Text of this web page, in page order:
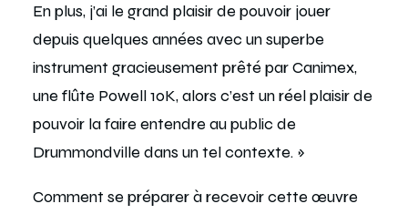
En plus, j’ai le grand plaisir de pouvoir jouer
depuis quelques années avec un superbe
instrument gracieusement prêté par Canimex,
une flûte Powell 10K, alors c’est un réel plaisir de
pouvoir la faire entendre au public de
Drummondville dans un tel contexte. »
Comment se préparer à recevoir cette œuvre